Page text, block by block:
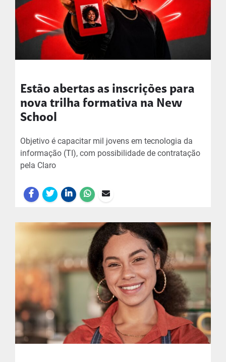
Estão abertas as inscrições para
nova trilha formativa na New
School
Objetivo é capacitar mil jovens em tecnologia da
informação (TI), com possibilidade de contratação
pela Claro